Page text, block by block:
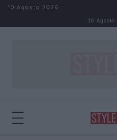
Salta al contenuto
10 Agosto 2026
10 Agosto